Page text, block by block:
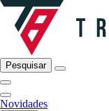
Pesquisar
Novidades